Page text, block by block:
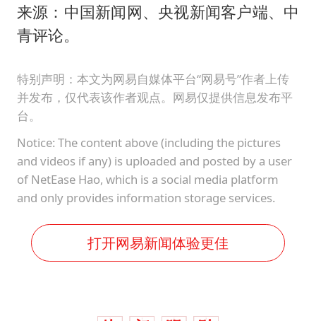
来源：中国新闻网、央视新闻客户端、中
青评论。
特别声明：本文为网易自媒体平台“网易号”作者上传
并发布，仅代表该作者观点。网易仅提供信息发布平
台。
Notice: The content above (including the pictures
and videos if any) is uploaded and posted by a user
of NetEase Hao, which is a social media platform
and only provides information storage services.
打开网易新闻体验更佳